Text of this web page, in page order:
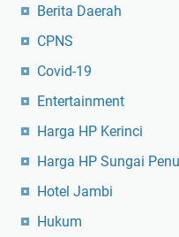
Berita Daerah
CPNS
Covid-19
Entertainment
Harga HP Kerinci
Harga HP Sungai
Hotel Jambi
Hukum